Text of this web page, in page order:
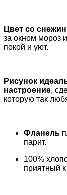
Цвет со
за окном мороз
покой и уют.
Рисунок
настроение,
которую так
Фланель
парит.
100%
приятный к